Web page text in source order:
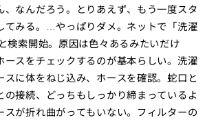
、なんだろう。とりあえず、もう一度スタ
てみる。…やっぱりダメ。ネットで「洗濯
検索開始。原因は色々あるみたいだけ
ースをチェックするのが基本らしい。洗濯
スに体をねじ込み、ホースを確認。蛇口と
の接続、どっちもしっかり締まっているよ
スが折れ曲がってもいない。フィルターの